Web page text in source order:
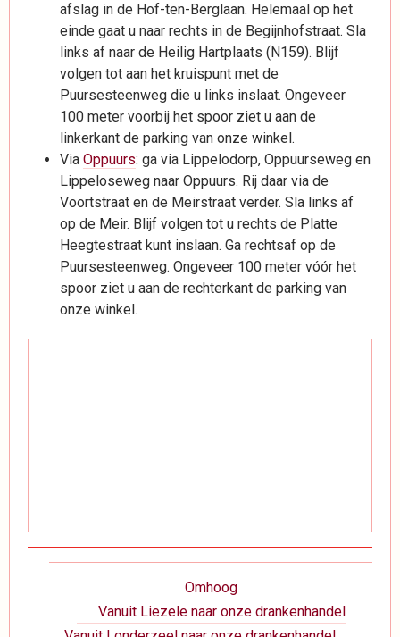
afslag in de Hof-ten-Berglaan. Helemaal op het
einde gaat u naar rechts in de Begijnhofstraat. Sla
links af naar de Heilig Hartplaats (N159). Blijf
volgen tot aan het kruispunt met de
Puursesteenweg die u links inslaat. Ongeveer
100 meter voorbij het spoor ziet u aan de
linkerkant de parking van onze winkel.
Via Oppuurs: ga via Lippelodorp, Oppuurseweg en
Lippeloseweg naar Oppuurs. Rij daar via de
Voortstraat en de Meirstraat verder. Sla links af
op de Meir. Blijf volgen tot u rechts de Platte
Heegtestraat kunt inslaan. Ga rechtsaf op de
Puursesteenweg. Ongeveer 100 meter vóór het
spoor ziet u aan de rechterkant de parking van
onze winkel.
voor Vanuit Liezele naar onze drankenhandel
Omhoog